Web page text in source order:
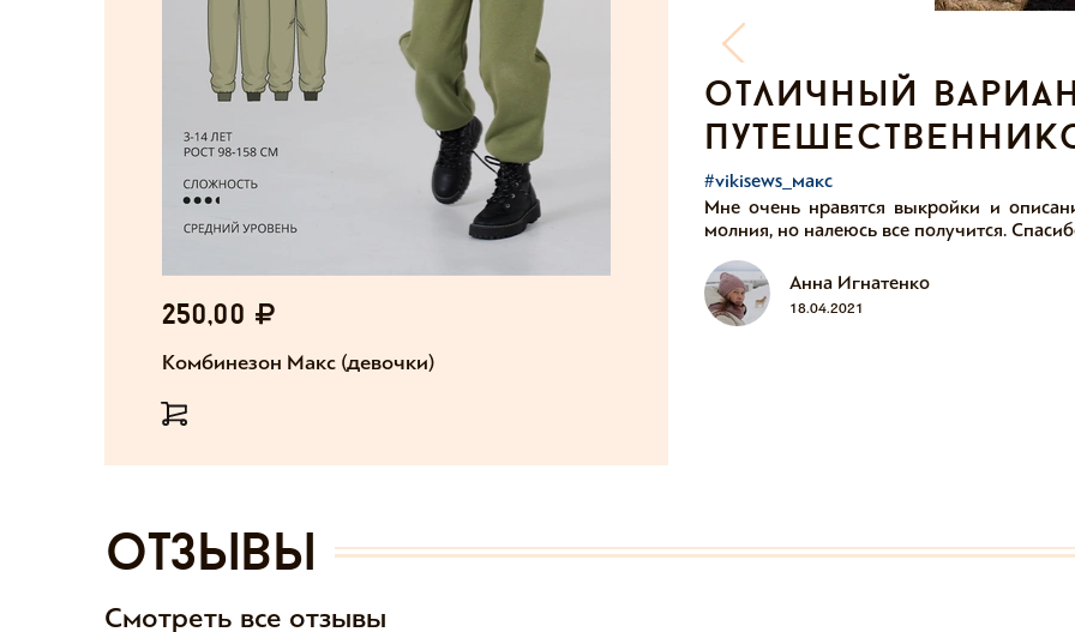
250,00
Комбинезон Макс (девочки)
отличный
#vikisews_макс
Мне очень нравятся выкройки и
молния, но налеюсь все получится.
Анна Игнатенко
18.04.2021
отзывы
Смотреть все отзывы